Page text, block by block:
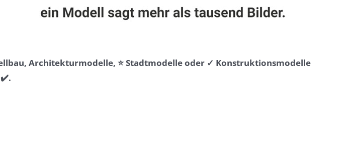
Architekturmodelle, ⭐ Stadtmodelle oder ✓ Konstruktionsmodelle
✔️.